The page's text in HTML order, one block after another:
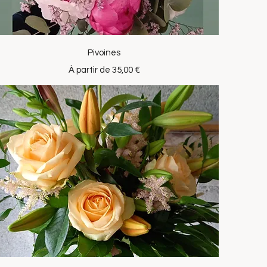
Aperçu rapide
Pivoines
À partir de 35,00 €
Prix promotionnel